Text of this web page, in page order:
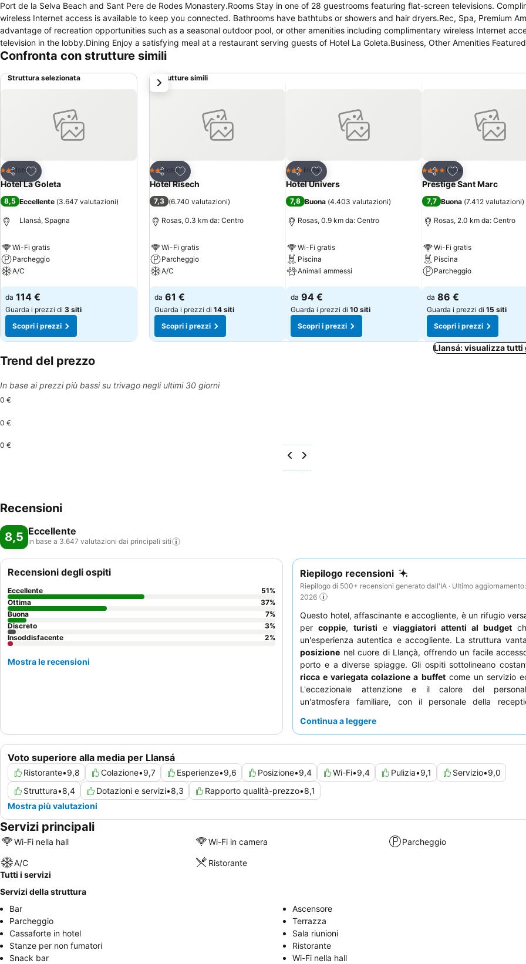
Port de la Selva Beach and Sant Pere de Rodes Monastery.Rooms Stay in one of 28 guestrooms featuring flat-screen televisions.
wireless Internet access is available to keep you connected. Bathrooms have bathtubs or showers and hair dryers.Rec, Spa, Premium
advantage of recreation opportunities such as a seasonal outdoor pool, or other amenities including complimentary wireless Internet
television in the lobby.Dining Enjoy a satisfying meal at a restaurant serving guests of Hotel La Goleta.Business, Other Amenities
include a safe deposit box at the front desk and an elevator lift. This hotel has 2 meeting rooms available for events. Free self parking is
Confronta con strutture simili
Struttura selezionata
Condividi
Aggiungi ai preferiti
2 Stelle
Hotel
Hotel La Goleta
8,5 Eccellente (3.647 valutazioni)
Llansá, Spagna
Wi-Fi gratis
Parcheggio
A/C
Scopri i prezzi
da 114 €
Guarda i prezzi di 3 siti
Scopri i prezzi
Strutture simili
Condividi
Aggiungi ai preferiti
2 Stelle
Hotel
Hotel Risech
7,3 (6.740 valutazioni)
Rosas, 0.3 km da: Centro
Wi-Fi gratis
Parcheggio
A/C
Scopri i prezzi
da 61 €
Guarda i prezzi di 14 siti
Scopri i prezzi
Condividi
Aggiungi ai preferiti
3 StelleHotel
Hotel Univers
7,8 Buona (4.403 valutazioni)
Rosas, 0.9 km da: Centro
Wi-Fi gratis
Piscina
Animali ammessi
Scopri i prezzi
da 94 €
Guarda i prezzi di 10 siti
Scopri i prezzi
Condividi
Aggiungi ai
4 StelleHotel
Prestige Sant Marc
7,7 Buona (7.412 valutazioni)
Rosas, 2.0 km da: Centro
Wi-Fi gratis
Piscina
Parcheggio
Scopri i prezzi
da 86 €
Guarda i prezzi di 15 siti
Scopri i prezzi
successivo
Llansá: visualizza tutti
Trend del prezzo
In base ai prezzi più bassi su trivago negli ultimi 30 giorni
0 €
0 €
0 €
Recensioni
8,5 Eccellente
in base a 3.647 valutazioni dai principali siti
Riepilogo recensioni
Riepilogo di 500+ recensioni generato dall'IA · Ultimo
2026
Questo hotel, affascinante e accogliente, è un rifugio
per coppie, turisti e viaggiatori attenti al budget
un'esperienza autentica e accogliente. La struttura
posizione nel cuore di Llançà, offrendo un facile
porto e a diverse spiagge. Gli ospiti sottolineano
ricca e variegata colazione a buffetcome un servizio
L'eccezionale attenzione e il calore del
un'atmosfera familiare, con il personale della
un soggiorno più tranquillo, gli ospiti consigliano di
Continua a leggere
Voto superiore alla media per Llansá
Ristorante•9,8 Colazione•9,7 Esperienze•9,6 Posizione•9,4 Wi-Fi•9,4 Pulizia•9,1 Servizio•9,0
Struttura•8,4 Dotazioni e servizi•8,3 Rapporto qualità-prezzo•8,1
Mostra più valutazioni
Recensioni degli ospiti
Eccellente 51%
Ottima
37%
Buona
7%
Discreto
3%
Insoddisfacente
2%
Mostra le recensioni
Servizi principali
Wi-Fi nella hall Wi-Fi in camera Parcheggio
A/C
Ristorante
Tutti i servizi
Servizi della struttura
Bar
Ascensore
Parcheggio
Terrazza
Cassaforte in hotel
Sala riunioni
Stanze per non fumatori
Ristorante
Snack bar
Wi-Fi nella hall